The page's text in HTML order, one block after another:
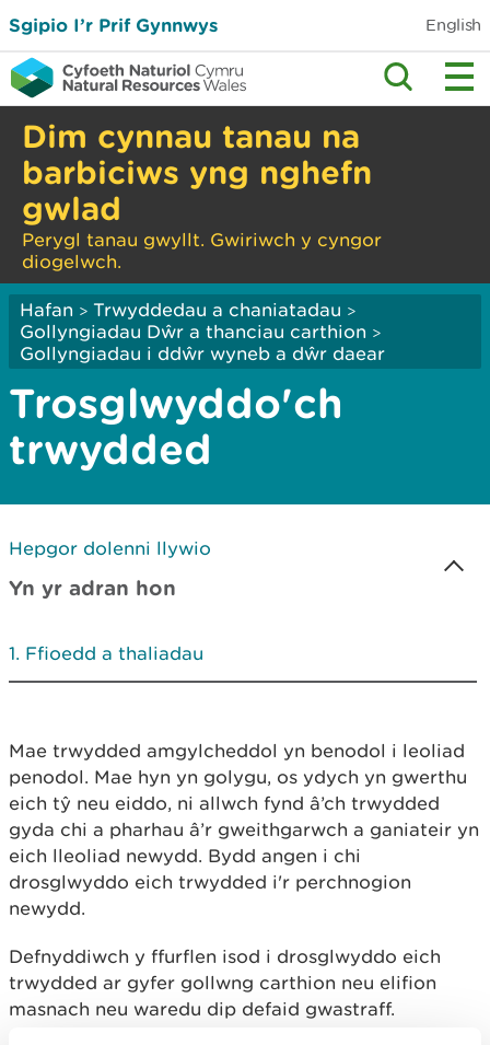
Sgipio I’r Prif Gynnwys English
Dim cynnau tanau na
barbiciws yng nghefn
gwlad
Perygl tanau gwyllt. Gwiriwch y cyngor
diogelwch.
Hafan > Trwyddedau a chaniatadau >
Gollyngiadau Dŵr a thanciau carthion >
Gollyngiadau i ddŵr wyneb a dŵr daear
Trosglwyddo'ch
trwydded
Hepgor dolenni llywio
Yn yr adran hon
Ffioedd a thaliadau
Mae trwydded amgylcheddol yn benodol i leoliad
penodol. Mae hyn yn golygu, os ydych yn gwerthu
eich tŷ neu eiddo, ni allwch fynd â’ch trwydded
gyda chi a pharhau â’r gweithgarwch a ganiateir yn
eich lleoliad newydd. Bydd angen i chi
drosglwyddo eich trwydded i'r perchnogion
newydd.
Defnyddiwch y ffurflen isod i drosglwyddo eich
trwydded ar gyfer gollwng carthion neu elifion
masnach neu waredu dip defaid gwastraff.